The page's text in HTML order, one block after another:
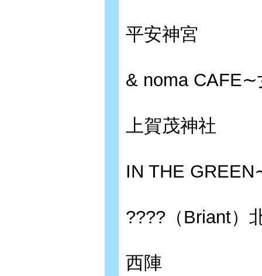
平安神宮
& noma CAFE∼
上賀茂神社
IN THE
????（Briant）
西陣